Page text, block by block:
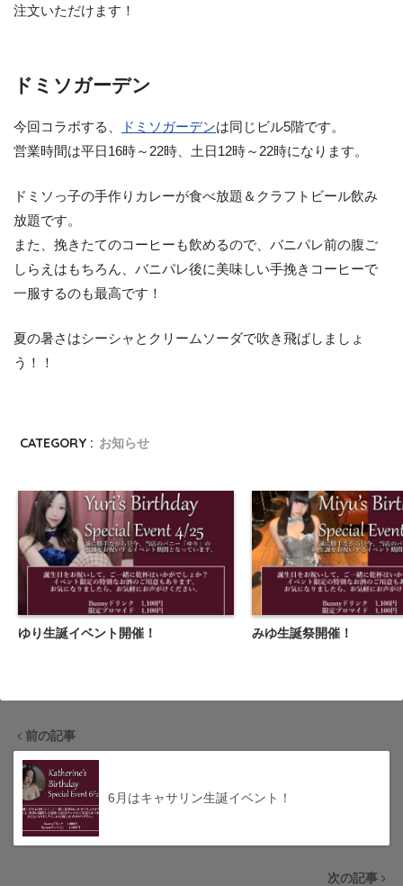
注文いただけます！
ドミソガーデン
今回コラボする、 ドミソガーデンは同じビル5階です。
営業時間は平日16時～22時、土日12時～22時になります。
ドミソっ子の手作りカレーが食べ放題＆クラフトビール飲み
放題です。
また、挽きたてのコーヒーも飲めるので、バニパレ前の腹ご
しらえはもちろん、バニパレ後に美味しい手挽きコーヒーで
一服するのも最高です！
夏の暑さはシーシャとクリームソーダで吹き飛ばしましょ
う！！
CATEGORY : お知らせ
ゆり生誕イベント開催！ みゆ生誕祭開催！
前の記事
6月はキャサリン生誕イベント！
次の記事